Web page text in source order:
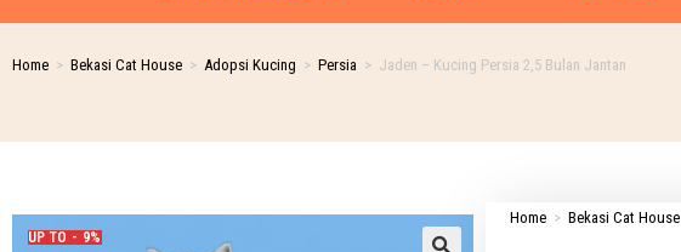
Home > Bekasi Cat House > Adopsi Kucing > Persia > Jaden – Kucing Persia 2,5 Bulan Jantan
UP TO - 9%
Home > Bekasi Cat House